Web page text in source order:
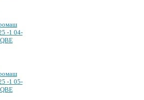
-1 04-
-1 05-